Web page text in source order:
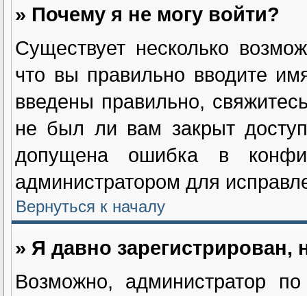
» Почему я не могу войти?
Существует несколько
что вы правильно вводите
введены правильно,
не был ли вам закрыт
допущена ошибка в
администратором для
Вернуться к началу
» Я давно
Возможно, администратор